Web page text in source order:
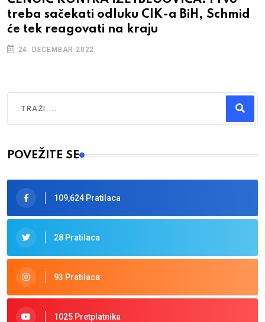
treba sačekati odluku CIK-a BiH, Schmid
će tek reagovati na kraju
24. DECEMBAR 2022.
Type 2 or more characters for results.
POVEŽITE SE
109,624 Pratilaca
28 Pratilaca
93 Pratilaca
1025 Pretplatnika